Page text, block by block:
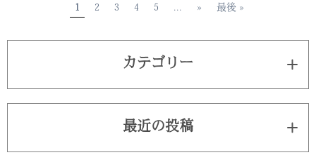
1 2 3 4 5 ... » 最後 »
カテゴリー
最近の投稿